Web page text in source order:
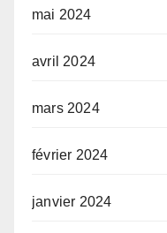
mai 2024
avril 2024
mars 2024
février 2024
janvier 2024